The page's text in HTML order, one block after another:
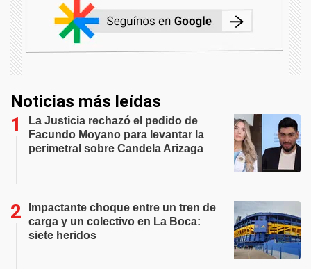
Noticias más leídas
La Justicia rechazó el pedido de
Facundo Moyano para levantar la
perimetral sobre Candela Arizaga
Impactante choque entre un tren de
carga y un colectivo en La Boca:
siete heridos